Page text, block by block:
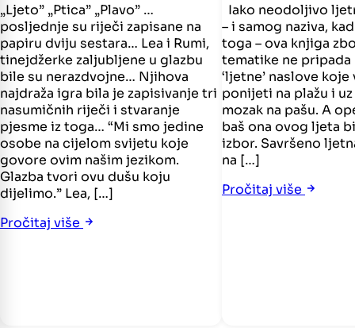
„Ljeto” „Ptica” „Plavo” …
posljednje su riječi zapisane na
papiru dviju sestara… Lea i Rumi,
tinejdžerke zaljubljene u glazbu
bile su nerazdvojne… Njihova
najdraža igra bila je zapisivanje tri
nasumičnih riječi i stvaranje
pjesme iz toga… “Mi smo jedine
osobe na cijelom svijetu koje
govore ovim našim jezikom.
Glazba tvori ovu dušu koju
dijelimo.” Lea, […]
Pročitaj više
Iako neodoljivo
– i samog naziva,
toga – ova knjiga
tematike ne
‘ljetne’ naslove
ponijeti na plažu i
mozak na pašu. A
baš ona ovog ljeta
izbor. Savršeno
na […]
Pročitaj više